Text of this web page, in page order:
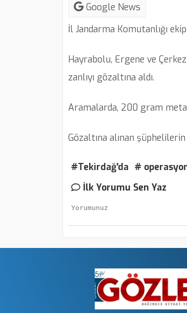
Google News
İl Jandarma Komutanlığı
Hayrabolu, Ergene ve
zanlıyı gözaltına aldı.
Aramalarda, 200 gram
Gözaltına alınan
#Tekirdağ'da #
İlk Yorumu Sen Yaz